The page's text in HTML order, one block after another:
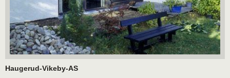
Haugerud-Vikeby-AS